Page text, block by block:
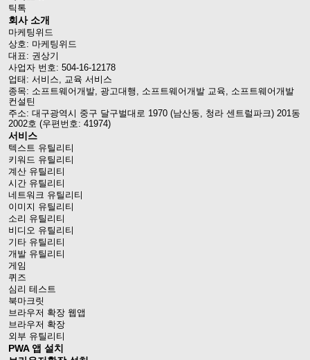
틱톡
회사 소개
마케팅위드
상호: 마케팅위드
대표: 권상기
사업자 번호: 504-16-12178
업태: 서비스, 교육 서비스
종목: 소프트웨어개발, 광고대행, 소프트웨어개발 교육, 소프트웨어개발
컨설틴
주소: 대구광역시 중구 달구벌대로 1970 (남산동, 청라 센트럴파크) 201동
2002호 (우편번호: 41974)
서비스
텍스트 유틸리티
키워드 유틸리티
계산 유틸리티
시간 유틸리티
네트워크 유틸리티
이미지 유틸리티
소리 유틸리티
비디오 유틸리티
기타 유틸리티
개발 유틸리티
게임
퀴즈
심리 테스트
북마크릿
브라우저 확장 웹앱
브라우저 확장
외부 유틸리티
PWA 앱 설치